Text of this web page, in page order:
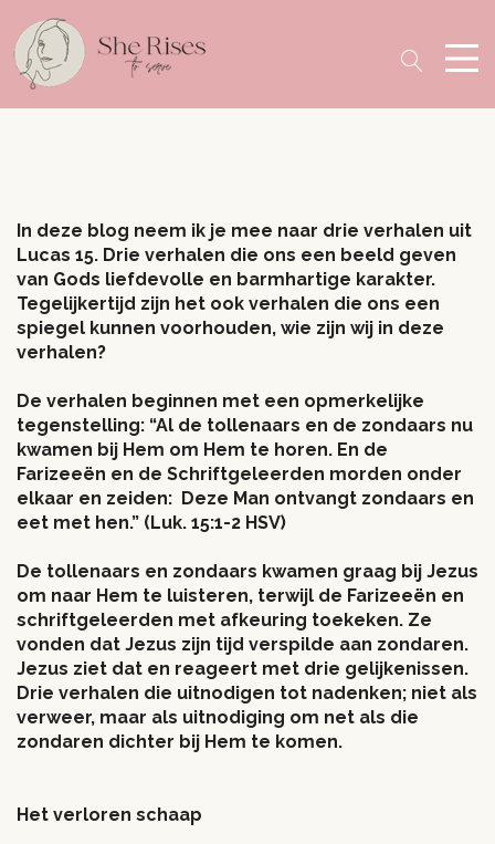
In deze blog neem ik je mee naar drie verhalen uit
Lucas 15. Drie verhalen die ons een beeld geven
van Gods liefdevolle en barmhartige karakter.
Tegelijkertijd zijn het ook verhalen die ons een
spiegel kunnen voorhouden, wie zijn wij in deze
verhalen?
De verhalen beginnen met een opmerkelijke
tegenstelling: “Al de tollenaars en de zondaars nu
kwamen bij Hem om Hem te horen. En de
Farizeeën en de Schriftgeleerden morden onder
elkaar en zeiden: Deze Man ontvangt zondaars en
eet met hen.” (Luk. 15:1-2 HSV)
De tollenaars en zondaars kwamen graag bij Jezus
om naar Hem te luisteren, terwijl de Farizeeën en
schriftgeleerden met afkeuring toekeken. Ze
vonden dat Jezus zijn tijd verspilde aan zondaren.
Jezus ziet dat en reageert met drie gelijkenissen.
Drie verhalen die uitnodigen tot nadenken; niet als
verweer, maar als uitnodiging om net als die
zondaren dichter bij Hem te komen.
Het verloren schaap